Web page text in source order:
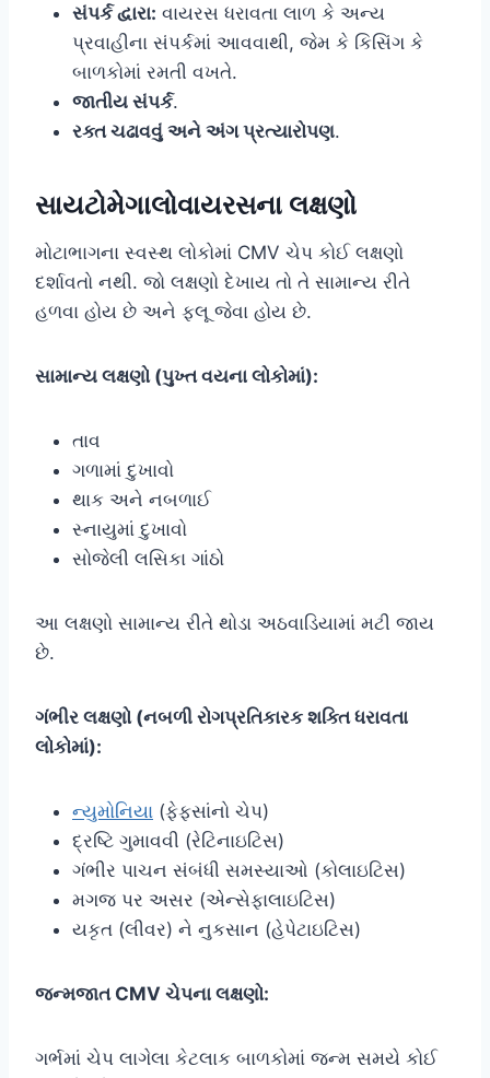
સંપર્ક દ્વારા: વાયરસ ધરાવતા લાળ કે અન્ય
પ્રવાહીના સંપર્કમાં આવવાથી, જેમ કે કિસિંગ કે
બાળકોમાં રમતી વખતે.
જાતીય સંપર્ક.
રક્ત ચઢાવવું અને અંગ પ્રત્યારોપણ.
સાયટોમેગાલોવાયરસના લક્ષણો
મોટાભાગના સ્વસ્થ લોકોમાં CMV ચેપ કોઈ લક્ષણો
દર્શાવતો નથી. જો લક્ષણો દેખાય તો તે સામાન્ય રીતે
હળવા હોય છે અને ફ્લૂ જેવા હોય છે.
સામાન્ય લક્ષણો (પુખ્ત વયના લોકોમાં):
તાવ
ગળામાં દુખાવો
થાક અને નબળાઈ
સ્નાયુમાં દુખાવો
સોજેલી લસિકા ગાંઠો
આ લક્ષણો સામાન્ય રીતે થોડા અઠવાડિયામાં મટી જાય
છે.
ગંભીર લક્ષણો (નબળી રોગપ્રતિકારક શક્તિ ધરાવતા
લોકોમાં):
ન્યુમોનિયા (ફેફસાંનો ચેપ)
દ્રષ્ટિ ગુમાવવી (રેટિનાઇટિસ)
ગંભીર પાચન સંબંધી સમસ્યાઓ (કોલાઇટિસ)
મગજ પર અસર (એન્સેફાલાઇટિસ)
યકૃત (લીવર) ને નુકસાન (હેપેટાઇટિસ)
જન્મજાત CMV ચેપના લક્ષણો:
ગર્ભમાં ચેપ લાગેલા કેટલાક બાળકોમાં જન્મ સમયે કોઈ